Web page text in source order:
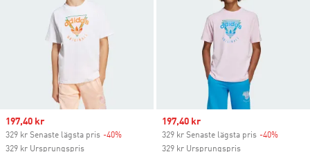
Sale price
197,40 kr
329 kr Senaste lägsta pris -40%
329 kr Ursprungspris
Sale price
197,40 kr
329 kr Senaste lägsta pris -40%
329 kr Ursprungspris